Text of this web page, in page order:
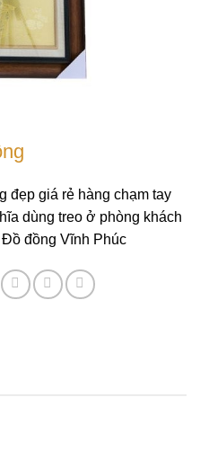
đẹp giá rẻ hàng chạm tay
dùng treo ở phòng khách
đồng Vĩnh Phúc